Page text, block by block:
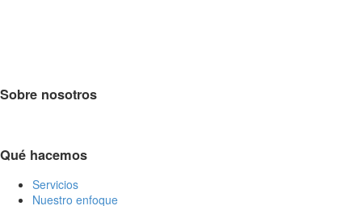
Sobre nosotros
Qué hacemos
Servicios
Nuestro enfoque